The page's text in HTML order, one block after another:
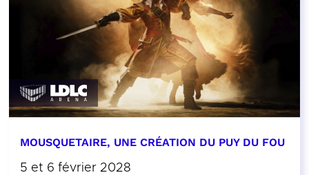
MOUSQUETAIRE, UNE CRÉATION DU PUY DU FOU
5 et 6 février 2028